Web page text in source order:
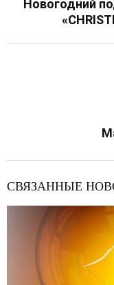
Новогодний
СВЯЗАННЫЕ